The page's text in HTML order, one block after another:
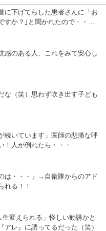
に下げてらした患者さんに「お
すか？｣と聞かれたので・・・
感のある人、これをみて安心し
な（笑）思わず吹き出す子ども
続いています」医師の悲痛な呼
！人が倒れたら・・・
は・・・」→自衛隊からのアド
れる！！
生変えられる」怪しい勧誘かと
アレ』に誘ってるだった（笑）